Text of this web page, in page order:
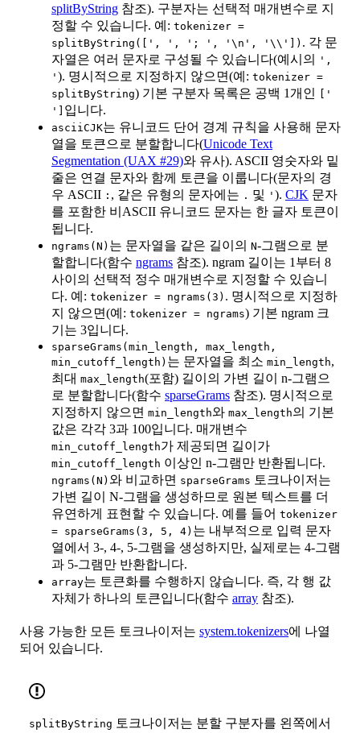
splitByString 참조). 구분자는 선택적 매개변수로 지
정할 수 있습니다. 예: tokenizer =
splitByString([', ', '; ', '\n', '\\']) . 각 문
자열은 여러 문자로 구성될 수 있습니다(예시의
',
' ). 명시적으로 지정하지 않으면(예: tokenizer =
splitByString) 기본 구분자 목록은 공백 1개인
['
'] 입니다.
asciiCJK는 유니코드 단어 경계 규칙을 사용해 문자
열을 토큰으로 분할합니다(Unicode Text
Segmentation (UAX #29)와 유사). ASCII 영숫자와 밑
줄은 연결 문자와 함께 토큰을 이룹니다(문자의 경
우 ASCII : , 같은 유형의 문자에는 . 및 ' ). CJK 문자
를 포함한 비ASCII 유니코드 문자는 한 글자 토큰이
됩니다.
ngrams(N) 는 문자열을 같은 길이의 N-그램으로 분
할합니다(함수 ngrams 참조). ngram 길이는 1부터 8
사이의 선택적 정수 매개변수로 지정할 수 있습니
다. 예: tokenizer = ngrams(3) . 명시적으로 지정하
지 않으면(예: tokenizer = ngrams) 기본 ngram 크
기는 3입니다.
sparseGrams(min_length, max_length,
min_cutoff_length) 는 문자열을 최소 min_length,
최대 max_length(포함) 길이의 가변 길이 n-그램으
로 분할합니다(함수 sparseGrams 참조). 명시적으로
지정하지 않으면 min_length와 max_length의 기본
값은 각각 3과 100입니다. 매개변수
min_cutoff_length가 제공되면 길이가
min_cutoff_length 이상인 n-그램만 반환됩니다.
ngrams(N) 와 비교하면 sparseGrams 토크나이저는
가변 길이 N-그램을 생성하므로 원본 텍스트를 더
유연하게 표현할 수 있습니다. 예를 들어 tokenizer
= sparseGrams(3, 5, 4) 는 내부적으로 입력 문자
열에서 3-, 4-, 5-그램을 생성하지만, 실제로는 4-그램
과 5-그램만 반환합니다.
array는 토큰화를 수행하지 않습니다. 즉, 각 행 값
자체가 하나의 토큰입니다(함수 array 참조).
사용 가능한 모든 토크나이저는 system.tokenizers에 나열
되어 있습니다.
splitByString 토크나이저는 분할 구분자를 왼쪽에서